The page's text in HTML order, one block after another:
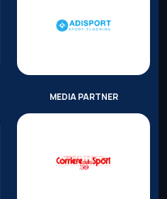
MEDIA PARTNER